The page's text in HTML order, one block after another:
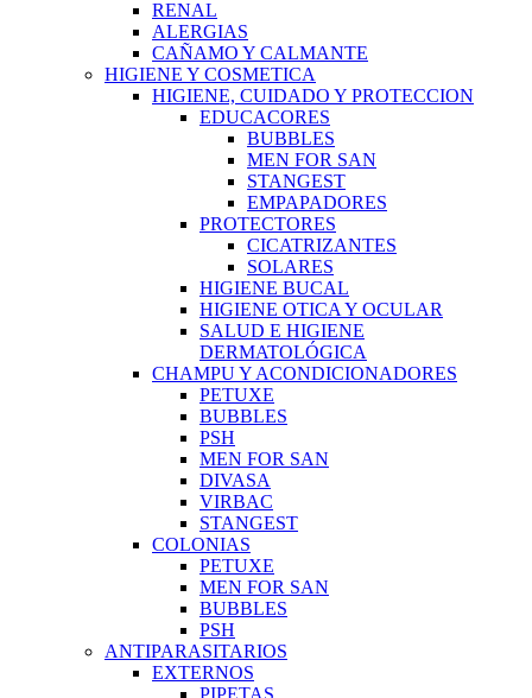
RENAL
ALERGIAS
CAÑAMO Y CALMANTE
HIGIENE Y COSMETICA
HIGIENE, CUIDADO Y PROTECCION
EDUCACORES
BUBBLES
MEN FOR SAN
STANGEST
EMPAPADORES
PROTECTORES
CICATRIZANTES
SOLARES
HIGIENE BUCAL
HIGIENE OTICA Y OCULAR
SALUD E HIGIENE
DERMATOLÓGICA
CHAMPU Y ACONDICIONADORES
PETUXE
BUBBLES
PSH
MEN FOR SAN
DIVASA
VIRBAC
STANGEST
COLONIAS
PETUXE
MEN FOR SAN
BUBBLES
PSH
ANTIPARASITARIOS
EXTERNOS
PIPETAS